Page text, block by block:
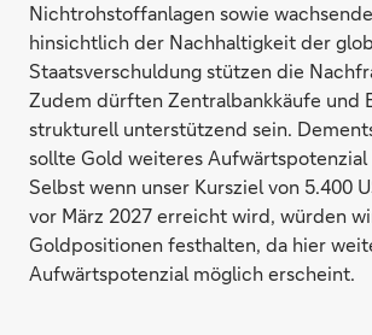
Nichtrohstoffanlagen sowie
hinsichtlich der Nachhaltigkeit der
Staatsverschuldung stützen die
Zudem dürften Zentralbankkäufe und
strukturell unterstützend sein.
sollte Gold weiteres Aufwärtspotenzial
Selbst wenn unser Kursziel von 5.400
vor März 2027 erreicht wird, würden
Goldpositionen festhalten, da hier
Aufwärtspotenzial möglich erscheint.